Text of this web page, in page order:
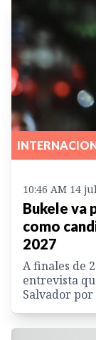
10:46 AM 14
Bukele va
como
2027
A finales de
entrevista
Salvador por